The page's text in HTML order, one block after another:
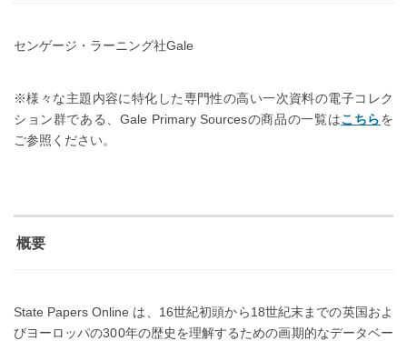
センゲージ・ラーニング社Gale
※様々な主題内容に特化した専門性の高い一次資料の電子コレク
ション群である、Gale Primary Sourcesの商品の一覧はこちらを
ご参照ください。
概要
State Papers Online は、16世紀初頭から18世紀末までの英国およ
びヨーロッパの300年の歴史を理解するための画期的なデータベー